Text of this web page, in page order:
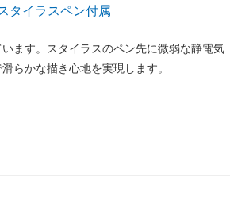
タイラスペン付属
ます。スタイラスのペン先に微弱な静電気
らかな描き心地を実現します。